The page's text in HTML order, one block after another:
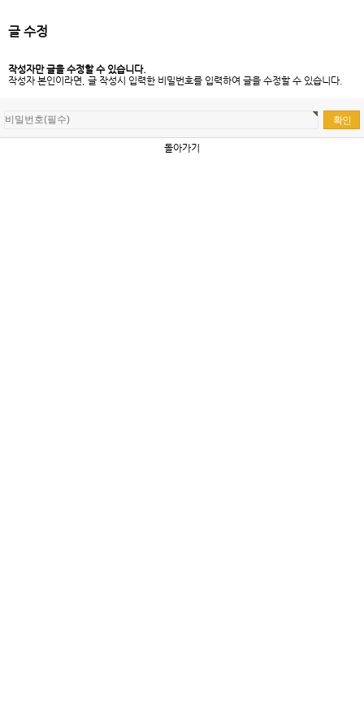
글 수정
작성자만 글을 수정할 수 있습니다.
작성자 본인이라면, 글 작성시 입력한 비밀번호를 입력하여 글을 수정할 수 있습니다.
돌아가기